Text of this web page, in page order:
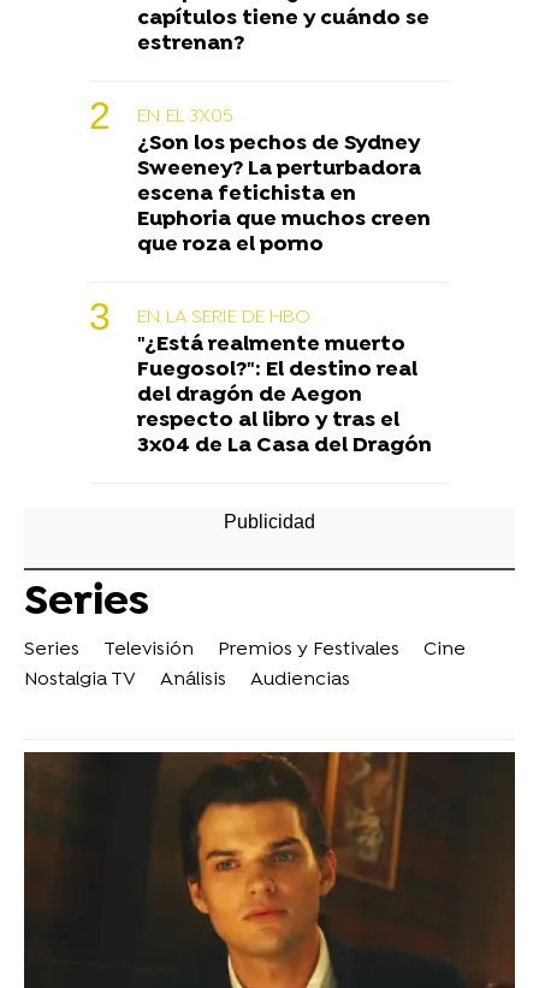
capítulos tiene y cuándo se
estrenan?
EN EL 3X05
¿Son los pechos de Sydney
Sweeney? La perturbadora
escena fetichista en
Euphoria que muchos creen
que roza el porno
EN LA SERIE DE HBO
"¿Está realmente muerto
Fuegosol?": El destino real
del dragón de Aegon
respecto al libro y tras el
3x04 de La Casa del Dragón
Series
Series Televisión Premios y Festivales
Cine
Nostalgia TV
Análisis Audiencias